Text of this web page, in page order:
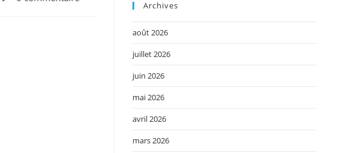
Archives
août 2026
juillet 2026
juin 2026
mai 2026
avril 2026
mars 2026